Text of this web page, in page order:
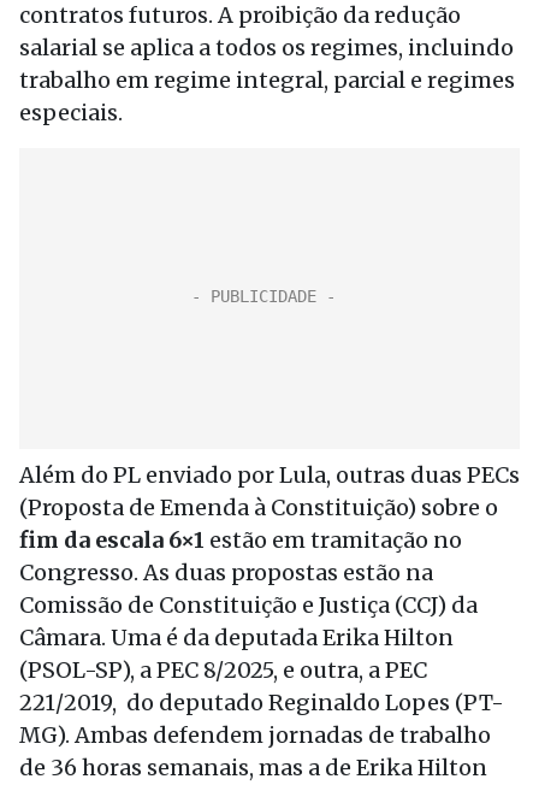
contratos futuros. A proibição da redução
salarial se aplica a todos os regimes, incluindo
trabalho em regime integral, parcial e regimes
especiais.
Além do PL enviado por Lula, outras duas PECs
(Proposta de Emenda à Constituição) sobre o
fim da escala 6×1 estão em tramitação no
Congresso. As duas propostas estão na
Comissão de Constituição e Justiça (CCJ) da
Câmara. Uma é da deputada Erika Hilton
(PSOL-SP), a PEC 8/2025, e outra, a PEC
221/2019, do deputado Reginaldo Lopes (PT-
MG). Ambas defendem jornadas de trabalho
de 36 horas semanais, mas a de Erika Hilton